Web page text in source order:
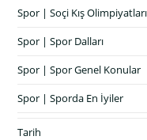
Spor | Soçi Kış Olimpiyatları
Spor | Spor Dalları
Spor | Spor Genel Konular
Spor | Sporda En İyiler
Tarih